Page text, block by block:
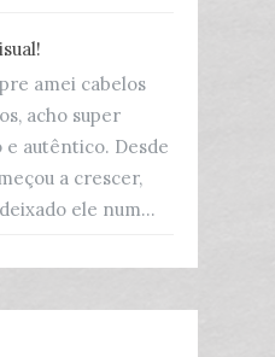
amei cabelos
acho super
e autêntico. Desde
a crescer,
ele num...